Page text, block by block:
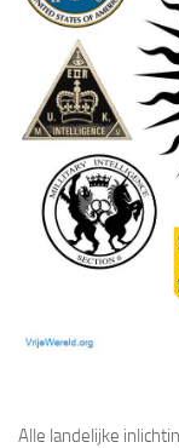
Alle landelijke